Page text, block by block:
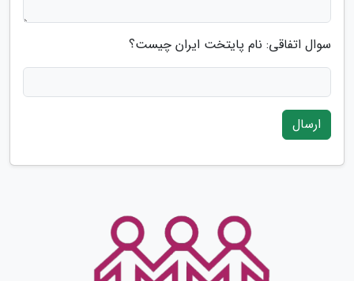
سوال اتفاقی: نام پایتخت ایران چیست؟
ارسال